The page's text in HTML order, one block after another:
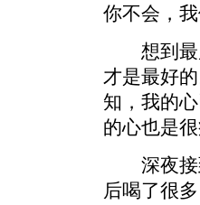
你不会，我
想到最后
才是最好
知，我的
的心也是很
深夜接到
后喝了很